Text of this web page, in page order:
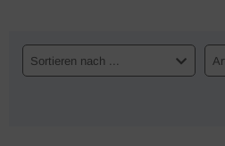
Sortieren nach ...